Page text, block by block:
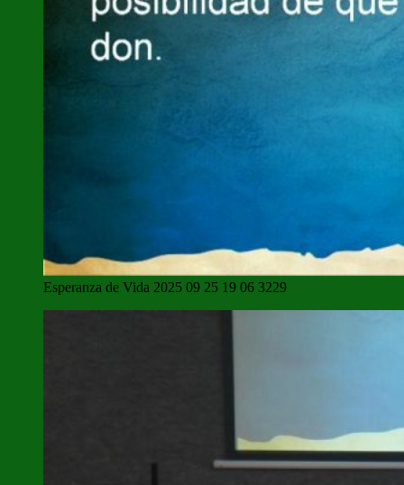
Esperanza de Vida 2025 09 25 19 06 3229